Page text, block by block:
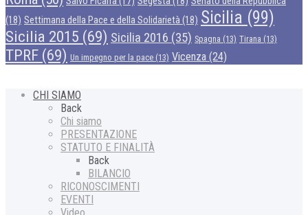
(18) Settimana della Pace e della Solidarietà (18) Sicilia (99)
Sicilia 2015 (69) Sicilia 2016 (35) Spagna (13) Tirana (13)
TPRF (69) Un impegno per la pace (13) Vicenza (24)
CHI SIAMO
Back
Chi siamo
PRESENTAZIONE
STATUTO E FINALITÀ
Back
BILANCIO
RICONOSCIMENTI
EVENTI